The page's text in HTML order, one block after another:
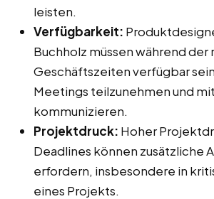
leisten.
Verfügbarkeit:
Buchholz müssen während der
Geschäftszeiten verfügbar
Meetings teilzunehmen und
kommunizieren.
Projektdruck: Hoher
Deadlines können zusätzliche
erfordern, insbesondere in
eines Projekts.